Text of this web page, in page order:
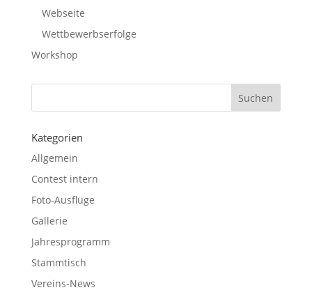
Webseite
Wettbewerbserfolge
Workshop
Kategorien
Allgemein
Contest intern
Foto-Ausflüge
Gallerie
Jahresprogramm
Stammtisch
Vereins-News